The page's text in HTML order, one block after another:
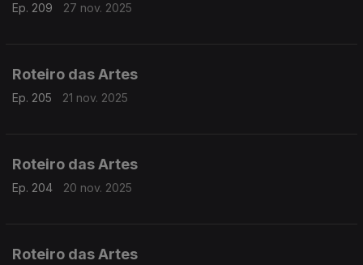
Ep. 209 27 nov. 2025
Roteiro das Artes
Ep. 205 21 nov. 2025
Roteiro das Artes
Ep. 204 20 nov. 2025
Roteiro das Artes